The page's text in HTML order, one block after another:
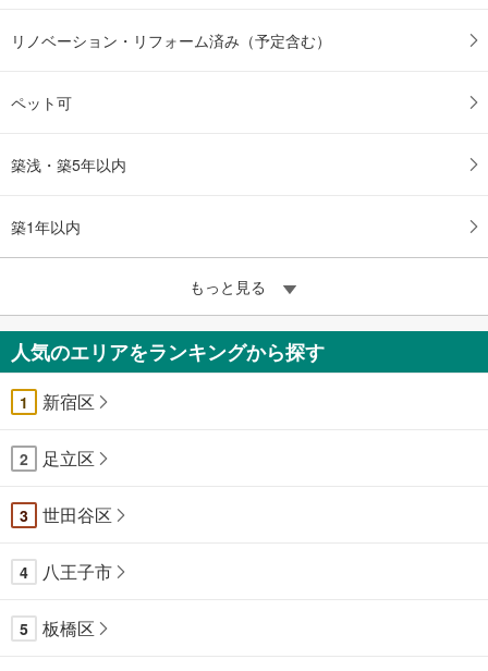
リノベーション・リフォーム済み（予定含む）
ペット可
築浅・築5年以内
築1年以内
もっと見る
人気のエリアをランキングから探す
1 新宿区
2 足立区
3 世田谷区
4 八王子市
5 板橋区